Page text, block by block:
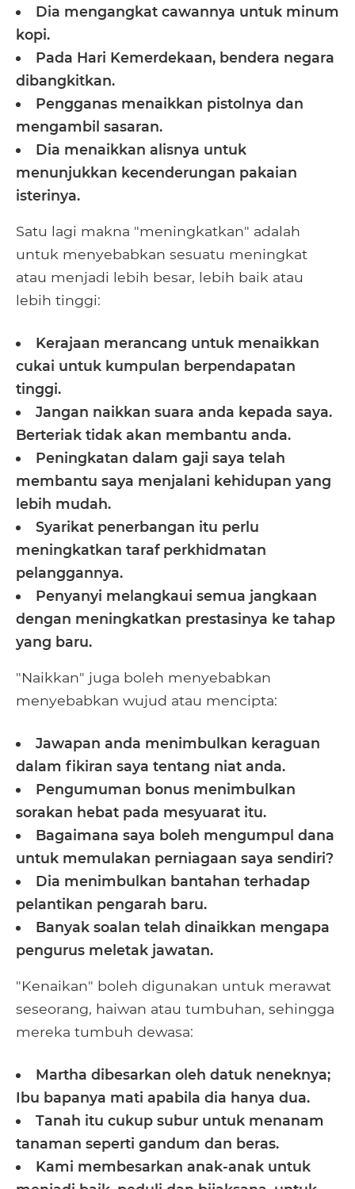
Dia mengangkat cawannya untuk minum
kopi.
Pada Hari Kemerdekaan, bendera negara
dibangkitkan.
Pengganas menaikkan pistolnya dan
mengambil sasaran.
Dia menaikkan alisnya untuk
menunjukkan kecenderungan pakaian
isterinya.
Satu lagi makna "meningkatkan" adalah
untuk menyebabkan sesuatu meningkat
atau menjadi lebih besar, lebih baik atau
lebih tinggi:
Kerajaan merancang untuk menaikkan
cukai untuk kumpulan berpendapatan
tinggi.
Jangan naikkan suara anda kepada saya.
Berteriak tidak akan membantu anda.
Peningkatan dalam gaji saya telah
membantu saya menjalani kehidupan yang
lebih mudah.
Syarikat penerbangan itu perlu
meningkatkan taraf perkhidmatan
pelanggannya.
Penyanyi melangkaui semua jangkaan
dengan meningkatkan prestasinya ke tahap
yang baru.
"Naikkan" juga boleh menyebabkan
menyebabkan wujud atau mencipta:
Jawapan anda menimbulkan keraguan
dalam fikiran saya tentang niat anda.
Pengumuman bonus menimbulkan
sorakan hebat pada mesyuarat itu.
Bagaimana saya boleh mengumpul dana
untuk memulakan perniagaan saya sendiri?
Dia menimbulkan bantahan terhadap
pelantikan pengarah baru.
Banyak soalan telah dinaikkan mengapa
pengurus meletak jawatan.
"Kenaikan" boleh digunakan untuk merawat
seseorang, haiwan atau tumbuhan, sehingga
mereka tumbuh dewasa:
Martha dibesarkan oleh datuk neneknya;
Ibu bapanya mati apabila dia hanya dua.
Tanah itu cukup subur untuk menanam
tanaman seperti gandum dan beras.
Kami membesarkan anak-anak untuk